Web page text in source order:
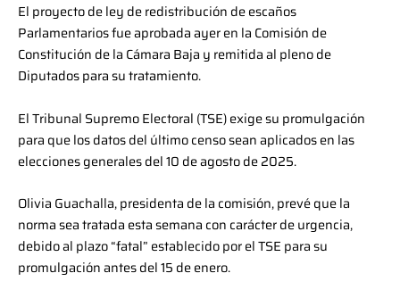
El proyecto de ley de redistribución de escaños
Parlamentarios fue aprobada ayer en la Comisión de
Constitución de la Cámara Baja y remitida al pleno de
Diputados para su tratamiento.
El Tribunal Supremo Electoral (TSE) exige su promulgación
para que los datos del último censo sean aplicados en las
elecciones generales del 10 de agosto de 2025.
Olivia Guachalla, presidenta de la comisión, prevé que la
norma sea tratada esta semana con carácter de urgencia,
debido al plazo “fatal” establecido por el TSE para su
promulgación antes del 15 de enero.